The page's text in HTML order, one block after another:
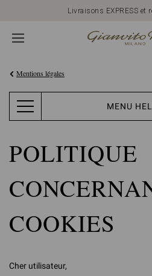
Livraisons EXPRESS et
Mentions légales
MENU
POLITIQUE
COOKIES
Cher utilisateur,